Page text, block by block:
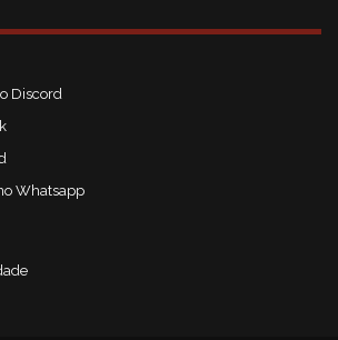
Discord
Whatsapp